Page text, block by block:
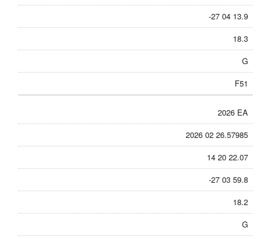
-27 04 13.9
18.3
G
F51
2026 EA
2026 02 26.57985
14 20 22.07
-27 03 59.8
18.2
G